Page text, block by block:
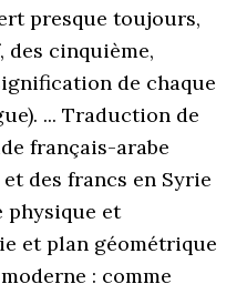
presque toujours,
cinquième,
de chaque
... Traduction de
français-arabe
des francs en Syrie
physique et
et plan géométrique
: comme